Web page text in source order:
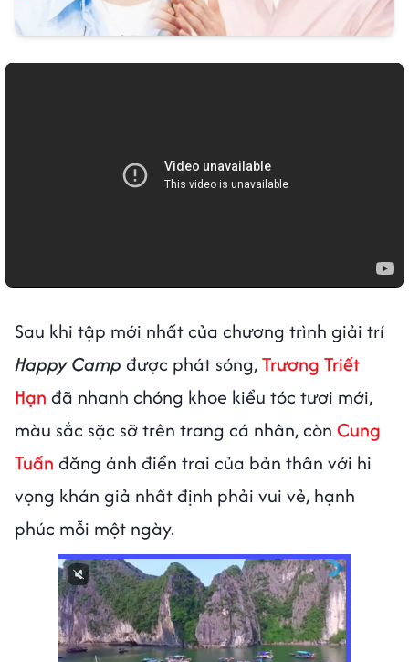
Sau khi tập mới nhất của chương trình giải trí
Happy Camp được phát sóng,Trương Triết
Hạn đã nhanh chóng khoe kiểu tóc tươi mới,
màu sắc sặc sỡ trên trang cá nhân, còn Cung
Tuấn đăng ảnh điển trai của bản thân với hi
vọng khán giả nhất định phải vui vẻ, hạnh
phúc mỗi một ngày.